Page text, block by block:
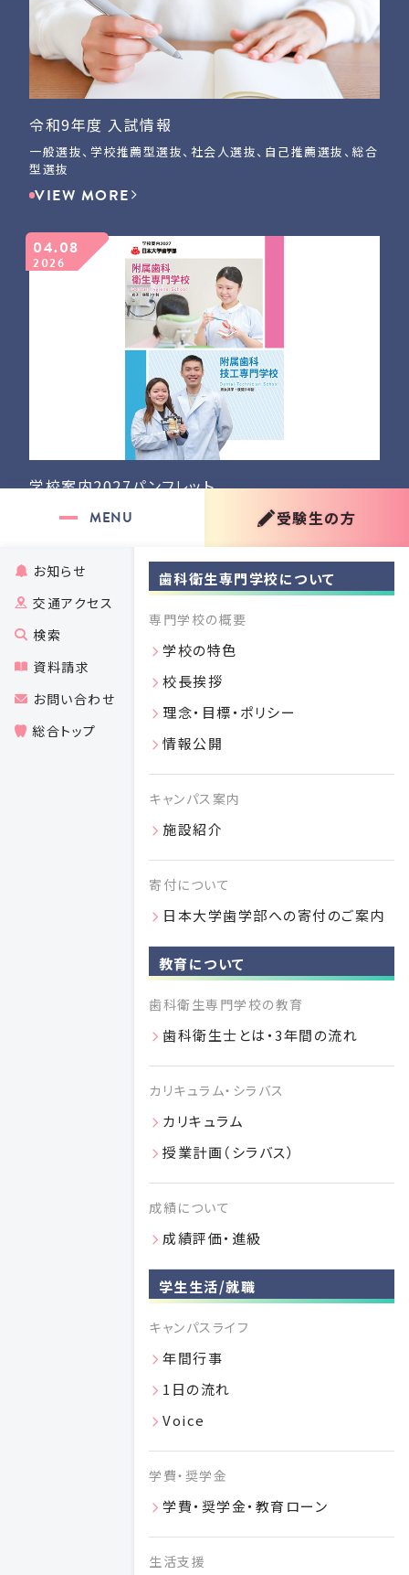
お知らせ
交通アクセス
検索
資料請求
お問い合わせ
総合トップ
歯科衛生専門学校について
専門学校の概要
学校の特色
校長挨拶
理念・目標・ポリシー
情報公開
キャンパス案内
施設紹介
寄付について
日本大学歯学部への寄付のご案内
教育について
歯科衛生専門学校の教育
歯科衛生士とは・3年間の流れ
カリキュラム・シラバス
カリキュラム
授業計画（シラバス）
成績について
成績評価・進級
学生生活/就職
キャンパスライフ
年間行事
1日の流れ
Voice
学費・奨学金
学費・奨学金・教育ローン
生活支援
受験生の方
令和9年度 入試情報
一般選抜、学校推薦型選抜、社会人選抜、自己推薦選抜、総合
型選抜
VIEW MORE
学校案内2027パンフレット
04.08
2026
学校案内2027を掲載いたしました
歯科衛生専門学校への寄付のご案内
08.20
2025
広くご寄付を募っておりますので、ご支援のほどよろしくお願い
歯科病院
歯科技工専門学校
総合歯学研究所
卒業生の方